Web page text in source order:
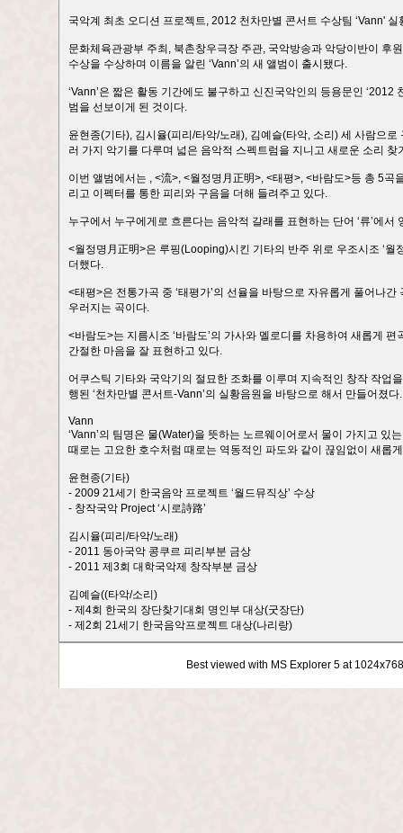
국악계 최초 오디션 프로젝트, 2012 천차만별 콘서트 수상팀 ‘Vann' 실
문화체육관광부 주최, 북촌창우극장 주관, 국악방송과 악당이반이 후
수상을 수상하며 이름을 알린 ‘Vann’의 새 앨범이 출시됐다.
‘Vann’은 짧은 활동 기간에도 불구하고 신진국악인의 등용문인
범을 선보이게 된 것이다.
윤현종(기타), 김시율(피리/타악/노래), 김예슬(타악, 소리) 세 사람으
러 가지 악기를 다루며 넓은 음악적 스펙트럼을 지니고 새로운 소리
이번 앨범에서는 , <流>, <월정명月正明>, <태평>, <바람도>등 총 5
리고 이펙터를 통한 피리와 구음을 더해 들려주고 있다.
누구에서 누구에게로 흐른다는 음악적 갈래를 표현하는 단어 ‘류’에
<월정명月正明>은 루핑(Looping)시킨 기타의 반주 위로 우조시조 ‘
더했다.
<태평>은 전통가곡 중 ‘태평가’의 선율을 바탕으로 자유롭게 풀어나
우러지는 곡이다.
<바람도>는 지름시조 ‘바람도’의 가사와 멜로디를 차용하여 새롭게
간절한 마음을 잘 표현하고 있다.
어쿠스틱 기타와 국악기의 절묘한 조화를 이루며 지속적인 창작 작업
행된 ‘천차만별 콘서트-Vann’의 실황음원을 바탕으로 해서 만들어졌다.
Vann
‘Vann’의 팀명은 물(Water)을 뜻하는 노르웨이어로서 물이 가지고
때로는 고요한 호수처럼 때로는 역동적인 파도와 같이 끊임없이 새롭
윤현종(기타)
- 2009 21세기 한국음악 프로젝트 ‘월드뮤직상’ 수상
- 창작국악 Project ‘시로詩路’
김시율(피리/타악/노래)
- 2011 동아국악 콩쿠르 피리부분 금상
- 2011 제3회 대학국악제 창작부분 금상
김예슬((타악/소리)
- 제4회 한국의 장단찾기대회 명인부 대상(굿장단)
- 제2회 21세기 한국음악프로젝트 대상(나리랑)
Best viewed with MS Explorer 5 at